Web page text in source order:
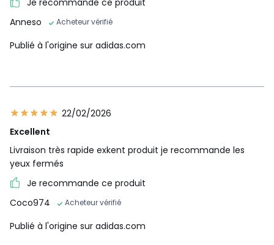
Anneso
Acheteur vérifié
Publié à l'origine sur adidas.com
22/02/2026
Excellent
Livraison très rapide exkent produit je recommande les
yeux fermés
Je recommande ce produit
Coco974
Acheteur vérifié
Publié à l'origine sur adidas.com